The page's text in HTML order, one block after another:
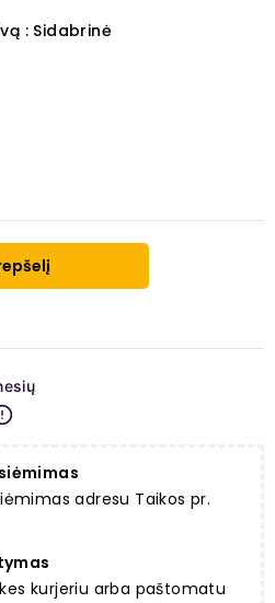
: Sidabrinė
adresu Taikos pr.
kurjeriu arba paštomatu